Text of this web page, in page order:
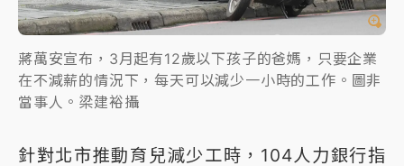
蔣萬安宣布，3月起有12歲以下孩子的爸媽，只要企業
在不減薪的情況下，每天可以減少一小時的工作。圖非
當事人。梁建裕攝
針對北市推動育兒減少工時，104人力銀行指